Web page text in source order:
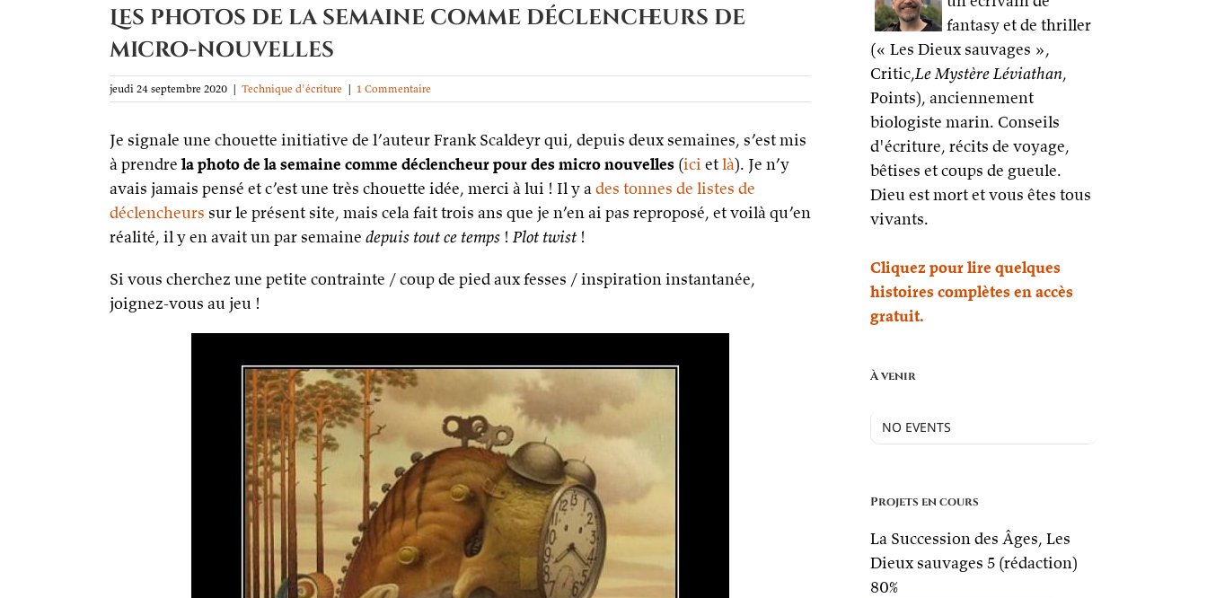
Les photos de la semaine comme déclencheurs de
micro-nouvelles
jeudi 24 septembre 2020 | Technique d'écriture | 1 Commentaire
Je signale une chouette initiative de l’auteur Frank Scaldeyr qui, depuis deux semaines, s’est mis
à prendre la photo de la semaine comme déclencheur pour des micro nouvelles (ici etlà). Je n’y
avais jamais pensé et c’est une très chouette idée, merci à lui ! Il y ades tonnes de listes de
déclencheurs sur le présent site, mais cela fait trois ans que je n’en ai pas reproposé, et voilà qu’en
réalité, il y en avait un par semaine depuis tout ce temps ! Plot twist !
Si vous cherchez une petite contrainte / coup de pied aux fesses / inspiration instantanée,
joignez-vous au jeu !
fantasy et de thriller
(« Les Dieux sauvages »,
Critic,Le Mystère Léviathan,
Points), anciennement
biologiste marin. Conseils
d'écriture, récits de voyage,
bêtises et coups de gueule.
Dieu est mort et vous êtes tous
vivants.
Cliquez pour lire quelques
histoires complètes en accès
gratuit.
À venir
NO EVENTS
Projets en cours
La Succession des Âges, Les
Dieux sauvages 5 (rédaction)
80%